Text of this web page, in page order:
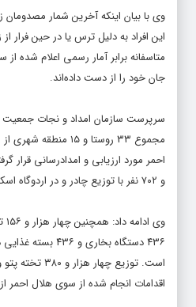
این افراد به دلیل ترس یا در حین فرار
متاسفانه برابر آمار رسمی اعلام شده
جان خود را از دست داده‌اند.
سرپرست سازمان امداد و نجات جمعیت
مجموع ۳۳ روستا و ۱۵
و ۷۰۲ نفر با توزیع چادر و در اردوگاه اسکان اضطراری داده شده‌اند.
۴۳۶ دستگاه بخاری
اقدامات انجام شده از سوی هلال احمر